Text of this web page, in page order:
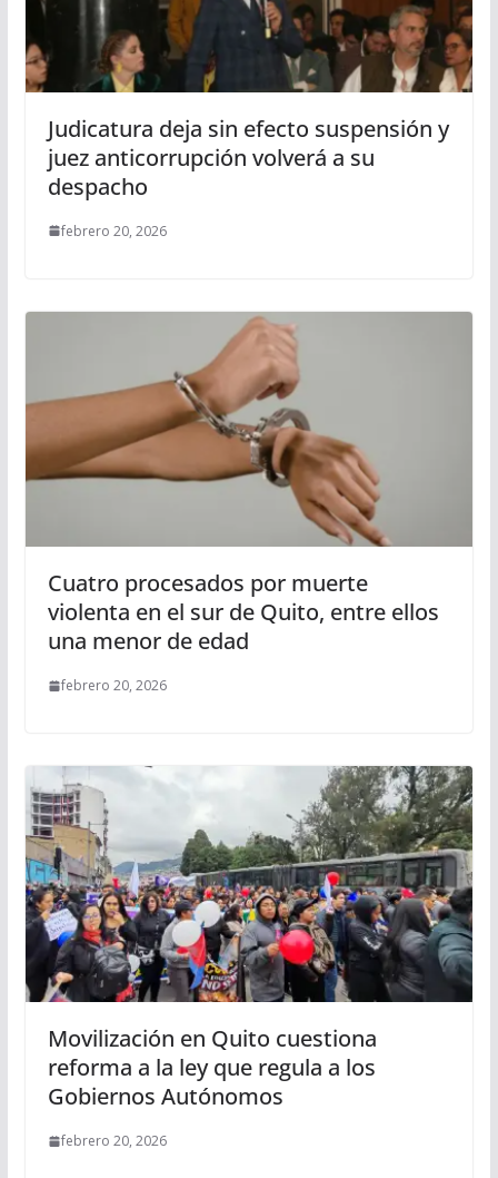
Judicatura deja sin efecto suspensión y
juez anticorrupción volverá a su
despacho
febrero 20, 2026
Cuatro procesados por muerte
violenta en el sur de Quito, entre ellos
una menor de edad
febrero 20, 2026
Movilización en Quito cuestiona
reforma a la ley que regula a los
Gobiernos Autónomos
febrero 20, 2026